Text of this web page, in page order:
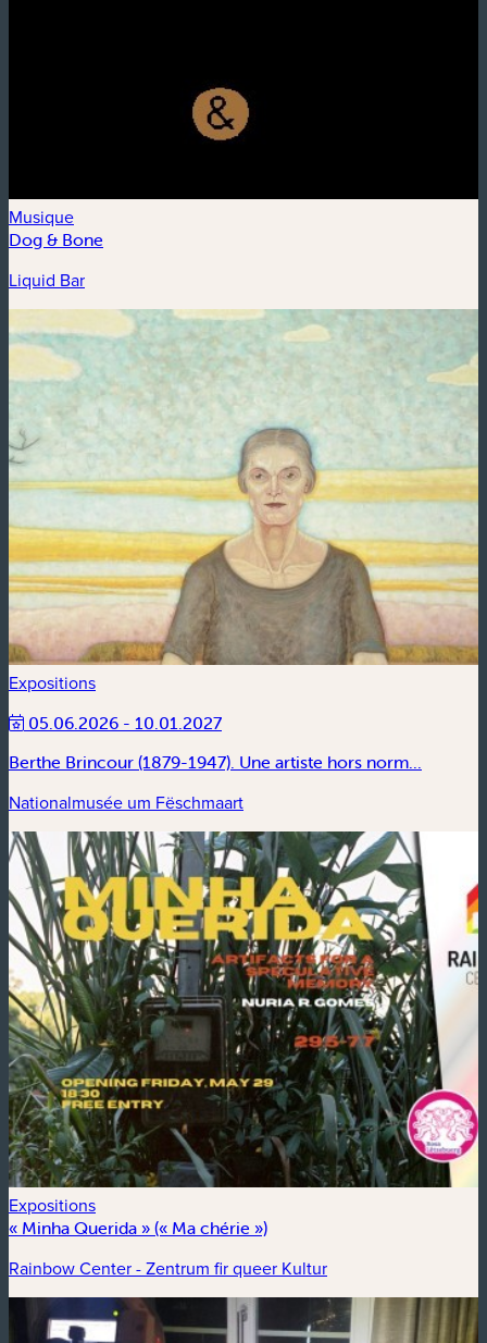
Musique
Dog & Bone
Liquid Bar
Expositions
05.06.2026 - 10.01.2027
Berthe Brincour (1879-1947). Une artiste hors norm...
Nationalmusée um Fëschmaart
Expositions
« Minha Querida » (« Ma chérie »)
Rainbow Center - Zentrum fir queer Kultur